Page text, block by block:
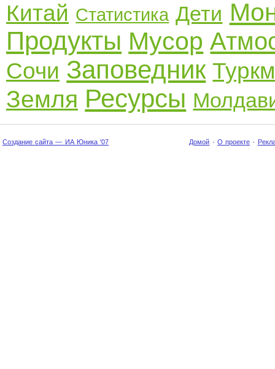
Китай Статистика Дети
Продукты Мусор
Сочи Заповедник
Земля Ресурсы
Создание сайта — ИА Юника '07 Домой · О проекте ·